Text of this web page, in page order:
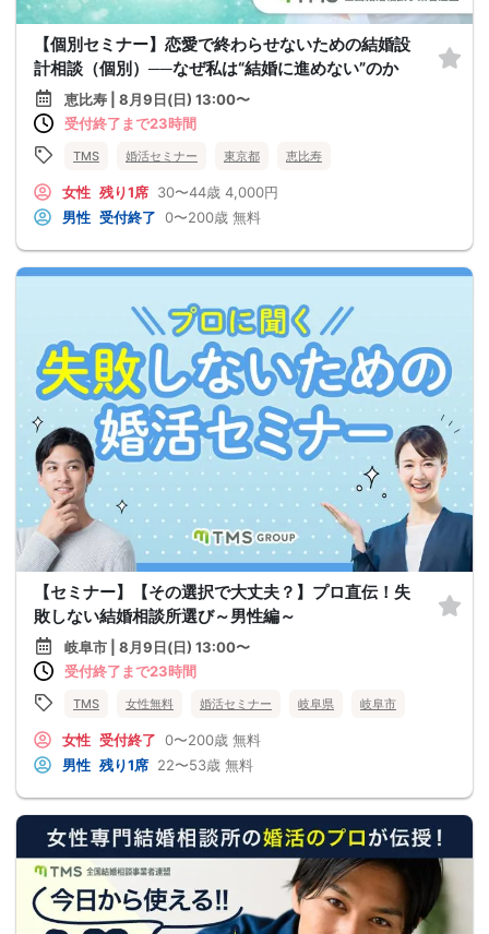
【個別セミナー】恋愛で終わらせないための結婚設
計相談（個別）──なぜ私は“結婚に進めない”のか
恵比寿 | 8月9日(日) 13:00〜
受付終了まで23時間
TMS 婚活セミナー 東京都 恵比寿
女性 残り1席 30〜44歳 4,000円
男性 受付終了 0〜200歳 無料
【セミナー】【その選択で大丈夫？】プロ直伝！失
敗しない結婚相談所選び～男性編～
岐阜市 | 8月9日(日) 13:00〜
受付終了まで23時間
TMS 女性無料 婚活セミナー 岐阜県 岐阜市
女性 受付終了 0〜200歳 無料
男性 残り1席 22〜53歳 無料